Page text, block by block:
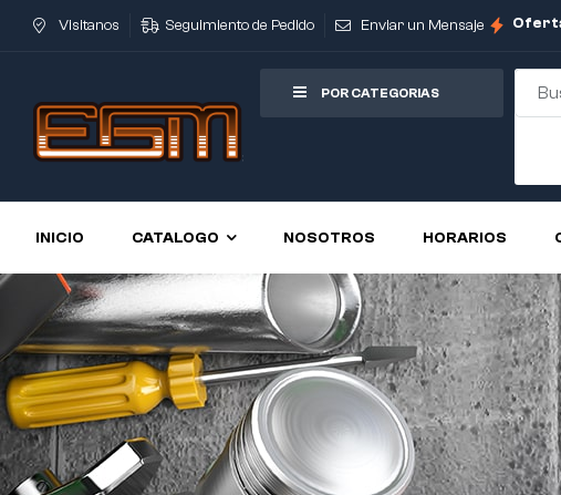
Visitanos Seguimiento de Pedido Enviar un Mensaje
POR CATEGORIAS
INICIO CATALOGO NOSOTROS HORARIOS